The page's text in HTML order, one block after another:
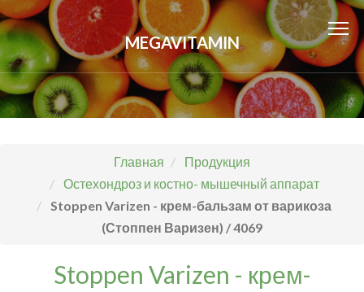
MEGAVITAMIN
Главная
Продукция
Остехондроз и костно- мышечный аппарат
Stoppen Varizen - крем-бальзам от варикоза
(Стоппен Варизен) / 4069
Stoppen Varizen - крем-